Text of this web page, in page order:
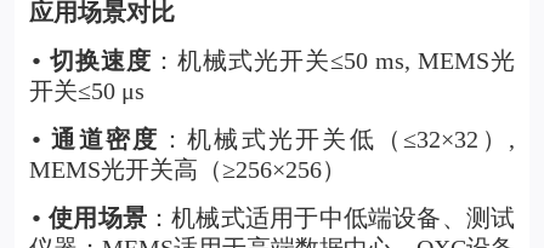
应用场景对比
• 切换速度 ：机械式光开关≤50 ms, MEMS光
开关≤50 μs
• 通道密度 ：机械式光开关低（≤32×32）,
MEMS光开关高（≥256×256）
• 使用场景 ：机械式适用于中低端设备、测试